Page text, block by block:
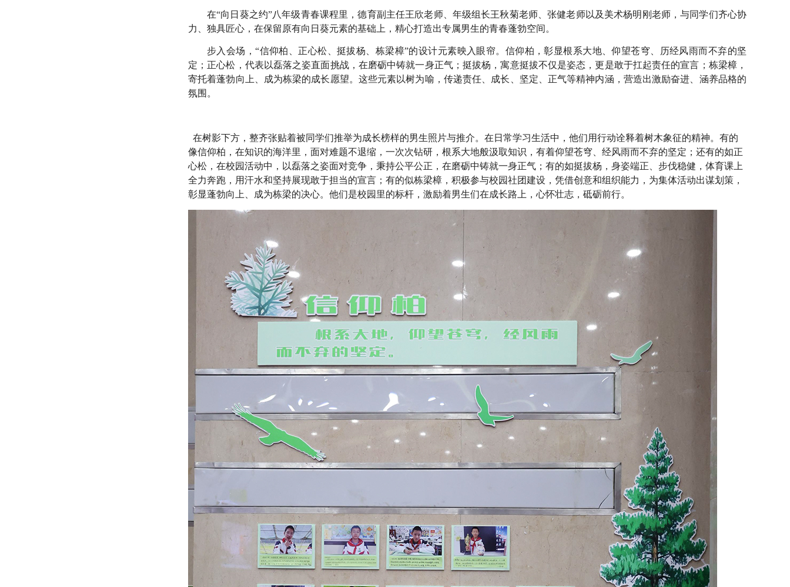
在“向日葵之约”八年级青春课程里，德育副主任王欣老师、年级组长王秋菊老师、张健老师以及美术杨明刚老师，与同学们齐心协
力、独具匠心，在保留原有向日葵元素的基础上，精心打造出专属男生的青春蓬勃空间。
步入会场，“信仰柏、正心松、挺拔杨、栋梁樟”的设计元素映入眼帘。信仰柏，彰显根系大地、仰望苍穹、历经风雨而不弃的坚
定；正心松，代表以磊落之姿直面挑战，在磨砺中铸就一身正气；挺拔杨，寓意挺拔不仅是姿态，更是敢于扛起责任的宣言；栋梁樟，
寄托着蓬勃向上、成为栋梁的成长愿望。这些元素以树为喻，传递责任、成长、坚定、正气等精神内涵，营造出激励奋进、涵养品格的
氛围。
在树影下方，整齐张贴着被同学们推举为成长榜样的男生照片与推介。在日常学习生活中，他们用行动诠释着树木象征的精神。有的
像信仰柏，在知识的海洋里，面对难题不退缩，一次次钻研，根系大地般汲取知识，有着仰望苍穹、经风雨而不弃的坚定；还有的如正
心松，在校园活动中，以磊落之姿面对竞争，秉持公平公正，在磨砺中铸就一身正气；有的如挺拔杨，身姿端正、步伐稳健，体育课上
全力奔跑，用汗水和坚持展现敢于担当的宣言；有的似栋梁樟，积极参与校园社团建设，凭借创意和组织能力，为集体活动出谋划策，
彰显蓬勃向上、成为栋梁的决心。他们是校园里的标杆，激励着男生们在成长路上，心怀壮志，砥砺前行。